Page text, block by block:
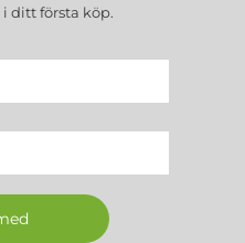
i ditt första köp.